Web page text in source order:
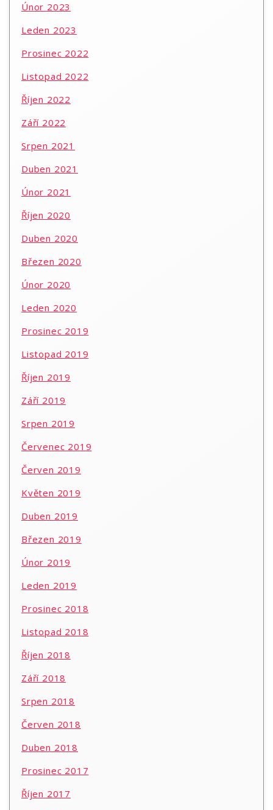
Únor 2023
Leden 2023
Prosinec 2022
Listopad 2022
Říjen 2022
Září 2022
Srpen 2021
Duben 2021
Únor 2021
Říjen 2020
Duben 2020
Březen 2020
Únor 2020
Leden 2020
Prosinec 2019
Listopad 2019
Říjen 2019
Září 2019
Srpen 2019
Červenec 2019
Červen 2019
Květen 2019
Duben 2019
Březen 2019
Únor 2019
Leden 2019
Prosinec 2018
Listopad 2018
Říjen 2018
Září 2018
Srpen 2018
Červen 2018
Duben 2018
Prosinec 2017
Říjen 2017